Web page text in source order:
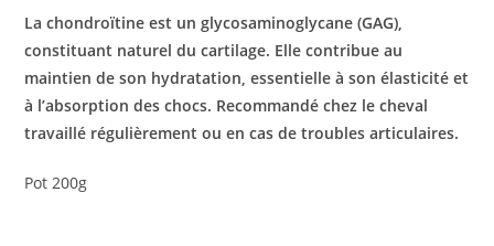
La chondroïtine est un glycosaminoglycane (GAG),
constituant naturel du cartilage. Elle contribue au
maintien de son hydratation, essentielle à son élasticité et
à l’absorption des chocs. Recommandé chez le cheval
travaillé régulièrement ou en cas de troubles articulaires.
Pot 200g